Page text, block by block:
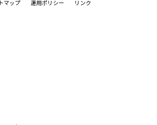
マップ 運用ポリシー リンク